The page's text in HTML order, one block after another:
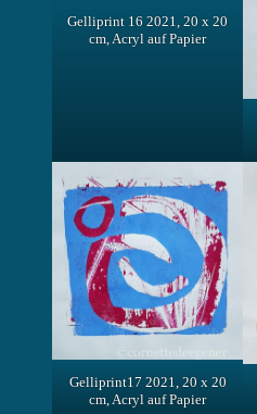
Gelliprint 16 2021, 20 x 20
cm, Acryl auf Papier
Gelliprint17 2021, 20 x 20
cm, Acryl auf Papier